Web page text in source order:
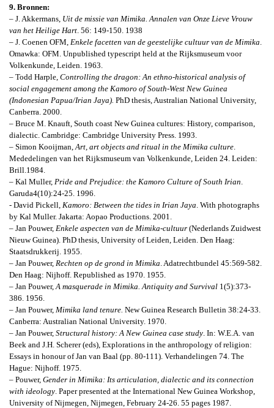
9. Bronnen:
– J. Akkermans, Uit de missie van Mimika. Annalen van Onze Lieve Vrouw
van het Heilige Hart . 56: 149-150. 1938
– J. Coenen OFM, Enkele facetten van de geestelijke cultuur van de Mimika
Omawka: OFM. Unpublished typescript held at the Rijksmuseum voor
Volkenkunde, Leiden. 1963.
– Todd Harple, Controlling the dragon : An ethno-historical analysis of
social engagement among the Kamoro of South-West New Guinea
(Indonesian Papua/Irian Jaya). PhD thesis, Australian National University,
Canberra. 2000.
– Bruce M. Knauft, South coast New Guinea cultures: History, comparison,
dialectic . Cambridge: Cambridge University Press. 1993.
– Simon Kooijman, Art, art objects and ritual in the Mimika culture
Mededelingen van het Rijksmuseum van Volkenkunde, Leiden 24. Leiden:
Brill.1984.
– Kal Muller, Pride and Prejudice: the Kamoro Culture of South Irian
Garuda4(10):24-25. 1996.
- David Pickell, Kamoro: Between the tides in Irian Jaya . With photographs
by Kal Muller. Jakarta: Aopao Productions. 2001.
– Jan Pouwer, Enkele aspecten van de Mimika-cultuur (Nederlands Zuidwest
Nieuw Guinea). PhD thesis, University of Leiden, Leiden. Den Haag:
Staatsdrukkerij. 1955.
– Jan Pouwer, Rechten op de grond in Mimika Adatrechtbundel 45:569-582.
Den Haag: Nijhoff. Republished as 1970. 1955.
– Jan Pouwer, A masquerade in Mimika. Antiquity and Survival 1(5):373-
386. 1956.
– Jan Pouwer, Mimika land tenure. New Guinea Research Bulletin 38:24-33.
Canberra: Australian National University. 1970.
– Jan Pouwer, Structural history: A New Guinea case study In: W.E.A. van
Beek and J.H. Scherer (eds), Explorations in the anthropology of religion:
Essays in honour of Jan van Baal (pp. 80-111). Verhandelingen 74. The
Hague: Nijhoff. 1975.
– Pouwer, Gender in Mimika : Its articulation, dialectic and its connection
with ideology . Paper presented at the International New Guinea Workshop,
University of Nijmegen, Nijmegen, February 24-26. 55 pages 1987.